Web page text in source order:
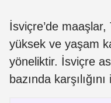
İsviçre’de
yüksek ve yaşam
yöneliktir. İsviçre
bazında